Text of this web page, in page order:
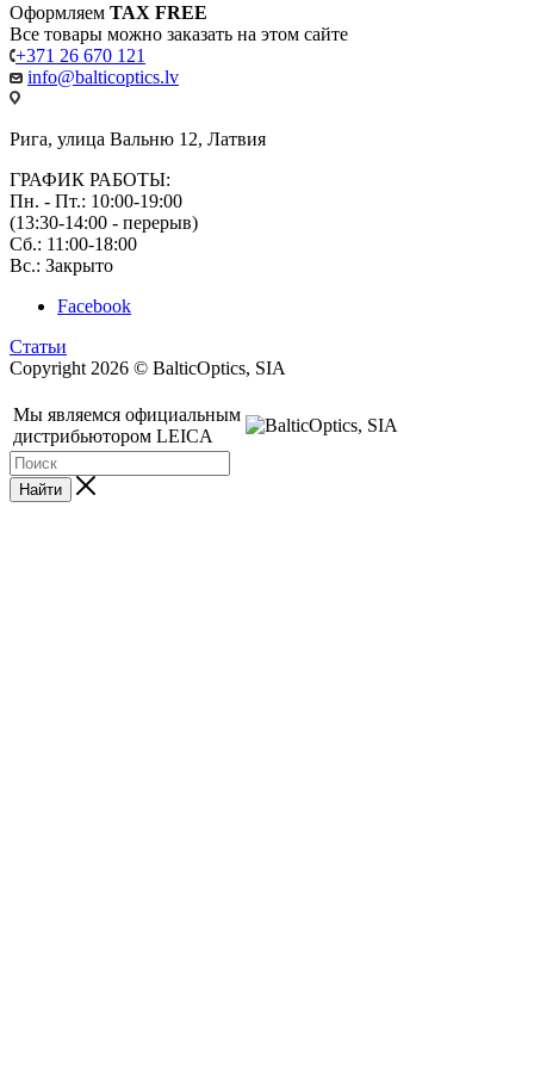
Оформляем TAX FREE
Все товары можно заказать на этом сайте
+371 26 670 121
info@balticoptics.lv
Рига, улица Вальню 12, Латвия
ГРАФИК РАБОТЫ:
Пн. - Пт.: 10:00-19:00
(13:30-14:00 - перерыв)
Сб.: 11:00-18:00
Вс.: Закрыто
Facebook
Статьи
Copyright 2026 © BalticOptics, SIA
Мы являемся официальным
дистрибьютором LEICA
Найти